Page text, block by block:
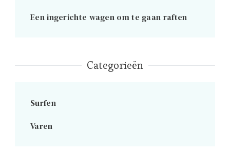
Een ingerichte wagen om te gaan raften
Categorieën
Surfen
Varen